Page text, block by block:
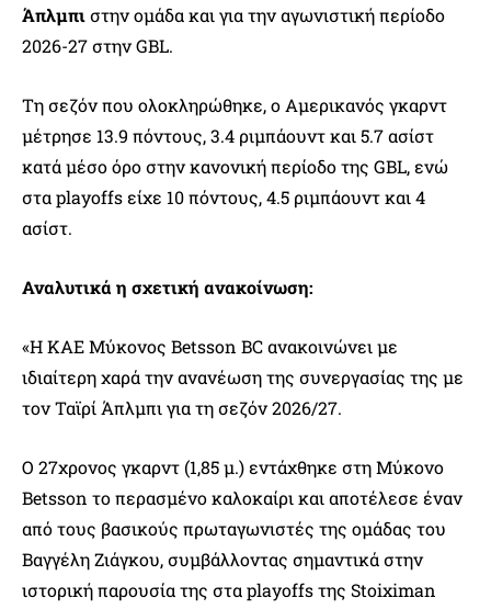
Άπλμπιστην ομάδα και για την αγωνιστική περίοδο
2026-27 στην GBL.
Τη σεζόν που ολοκληρώθηκε, ο Αμερικανός γκαρντ
μέτρησε 13.9 πόντους, 3.4 ριμπάουντ και 5.7 ασίστ
κατά μέσο όρο στην κανονική περίοδο της GBL, ενώ
στα playoffs είχε 10 πόντους, 4.5 ριμπάουντ και 4
ασίστ.
Αναλυτικά η σχετική ανακοίνωση:
«Η ΚΑΕ Μύκονος Betsson BC ανακοινώνει με
ιδιαίτερη χαρά την ανανέωση της συνεργασίας της με
τον Ταϊρί Άπλμπι για τη σεζόν 2026/27.
Ο 27χρονος γκαρντ (1,85 μ.) εντάχθηκε στη Μύκονο
Betsson το περασμένο καλοκαίρι και αποτέλεσε έναν
από τους βασικούς πρωταγωνιστές της ομάδας του
Βαγγέλη Ζιάγκου, συμβάλλοντας σημαντικά στην
ιστορική παρουσία της στα playoffs της Stoiximan